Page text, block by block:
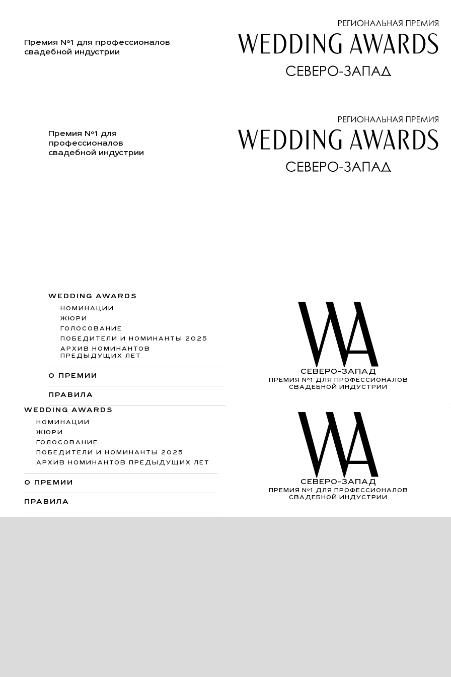
Премия Nº1 для профессионалов
свадебной индустрии
Премия Nº1 для
профессионалов
свадебной индустрии
WEDDING AWARDS
НОМИНАЦИИ
ЖЮРИ
ГОЛОСОВАНИЕ
ПОБЕДИТЕЛИ И НОМИНАНТЫ 2025
АРХИВ НОМИНАНТОВ
ПРЕДЫДУЩИХ ЛЕТ
О ПРЕМИИ
ПРАВИЛА
СЕВЕРО-ЗАПАД
ПРЕМИЯ Nº1 ДЛЯ ПРОФЕССИОНАЛОВ
СВАДЕБНОЙ ИНДУСТРИИ
WEDDING AWARDS
НОМИНАЦИИ
ЖЮРИ
ГОЛОСОВАНИЕ
ПОБЕДИТЕЛИ И НОМИНАНТЫ 2025
АРХИВ НОМИНАНТОВ ПРЕДЫДУЩИХ ЛЕТ
О ПРЕМИИ
ПРАВИЛА
СЕВЕРО-ЗАПАД
ПРЕМИЯ Nº1 ДЛЯ ПРОФЕССИОНАЛОВ
СВАДЕБНОЙ ИНДУСТРИИ